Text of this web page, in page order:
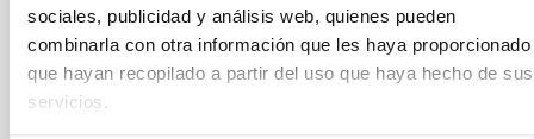
sociales, publicidad y análisis web, quienes pueden
combinarla con otra información que les haya proporcionado
que hayan recopilado a partir del uso que haya hecho de sus
servicios.
Advertised on
07/17/2026
Application deadline
08/07/2026
Open